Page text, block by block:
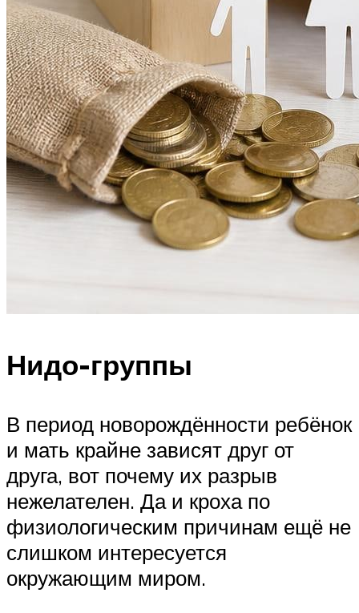
Нидо-группы
В период новорождённости ребёнок
и мать крайне зависят друг от
друга, вот почему их разрыв
нежелателен. Да и кроха по
физиологическим причинам ещё не
слишком интересуется
окружающим миром.